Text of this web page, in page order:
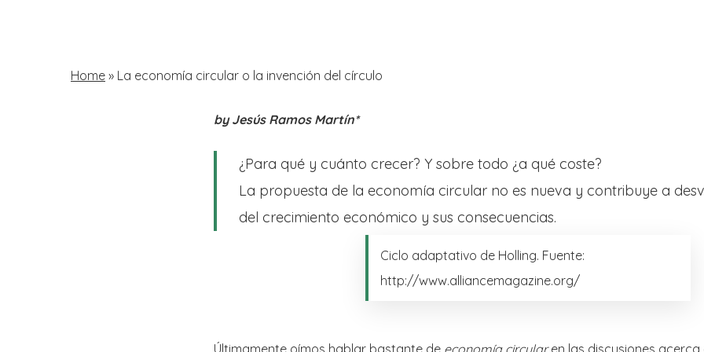
Hit enter to search or ESC to close
Home » La economía circular o la invención del círculo
by Jesús Ramos Martín*
¿Para qué y cuánto crecer? Y sobre todo ¿a qué coste?
La propuesta de la economía circular no es nueva y contribuye a
del crecimiento económico y sus consecuencias.
Ciclo adaptativo de Holling. Fuente:
http://www.alliancemagazine.org/
Últimamente oímos hablar bastante de economía circularen las discusiones acerca